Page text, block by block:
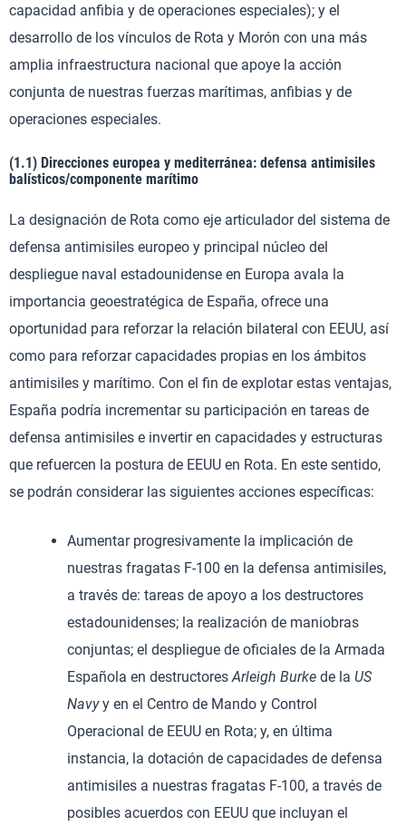
capacidad anfibia y de operaciones especiales); y el
desarrollo de los vínculos de Rota y Morón con una más
amplia infraestructura nacional que apoye la acción
conjunta de nuestras fuerzas marítimas, anfibias y de
operaciones especiales.
(1.1) Direcciones europea y mediterránea: defensa antimisiles
balísticos/componente marítimo
La designación de Rota como eje articulador del sistema de
defensa antimisiles europeo y principal núcleo del
despliegue naval estadounidense en Europa avala la
importancia geoestratégica de España, ofrece una
oportunidad para reforzar la relación bilateral con EEUU, así
como para reforzar capacidades propias en los ámbitos
antimisiles y marítimo. Con el fin de explotar estas ventajas,
España podría incrementar su participación en tareas de
defensa antimisiles e invertir en capacidades y estructuras
que refuercen la postura de EEUU en Rota. En este sentido,
se podrán considerar las siguientes acciones específicas:
Aumentar progresivamente la implicación de
nuestras fragatas F-100 en la defensa antimisiles,
a través de: tareas de apoyo a los destructores
estadounidenses; la realización de maniobras
conjuntas; el despliegue de oficiales de la Armada
Española en destructoresArleigh Burke de la US
Navyy en el Centro de Mando y Control
Operacional de EEUU en Rota; y, en última
instancia, la dotación de capacidades de defensa
antimisiles a nuestras fragatas F-100, a través de
posibles acuerdos con EEUU que incluyan el